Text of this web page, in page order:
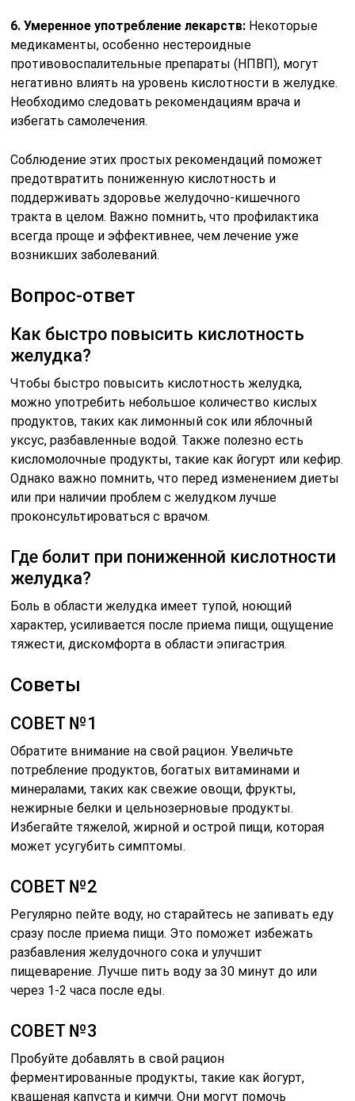
6. Умеренное употребление лекарств: Некоторые
медикаменты, особенно нестероидные
противовоспалительные препараты (НПВП), могут
негативно влиять на уровень кислотности в желудке.
Необходимо следовать рекомендациям врача и
избегать самолечения.
Соблюдение этих простых рекомендаций поможет
предотвратить пониженную кислотность и
поддерживать здоровье желудочно-кишечного
тракта в целом. Важно помнить, что профилактика
всегда проще и эффективнее, чем лечение уже
возникших заболеваний.
Вопрос-ответ
Как быстро повысить кислотность
желудка?
Чтобы быстро повысить кислотность желудка,
можно употребить небольшое количество кислых
продуктов, таких как лимонный сок или яблочный
уксус, разбавленные водой. Также полезно есть
кисломолочные продукты, такие как йогурт или кефир.
Однако важно помнить, что перед изменением диеты
или при наличии проблем с желудком лучше
проконсультироваться с врачом.
Где болит при пониженной кислотности
желудка?
Боль в области желудка имеет тупой, ноющий
характер, усиливается после приема пищи, ощущение
тяжести, дискомфорта в области эпигастрия.
Советы
СОВЕТ №1
Обратите внимание на свой рацион. Увеличьте
потребление продуктов, богатых витаминами и
минералами, таких как свежие овощи, фрукты,
нежирные белки и цельнозерновые продукты.
Избегайте тяжелой, жирной и острой пищи, которая
может усугубить симптомы.
СОВЕТ №2
Регулярно пейте воду, но старайтесь не запивать еду
сразу после приема пищи. Это поможет избежать
разбавления желудочного сока и улучшит
пищеварение. Лучше пить воду за 30 минут до или
через 1-2 часа после еды.
СОВЕТ №3
Пробуйте добавлять в свой рацион
ферментированные продукты, такие как йогурт,
квашеная капуста и кимчи. Они могут помочь